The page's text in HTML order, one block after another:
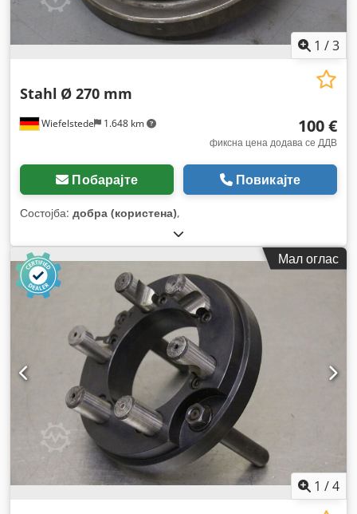
1 /3
Wiefelstede 1.648 km
Stahl Ø 270 mm
100 €
фиксна цена додава се ДДВ
Побарајте Повикајте
Состојба: добра (користена),
Мал оглас
1 /4